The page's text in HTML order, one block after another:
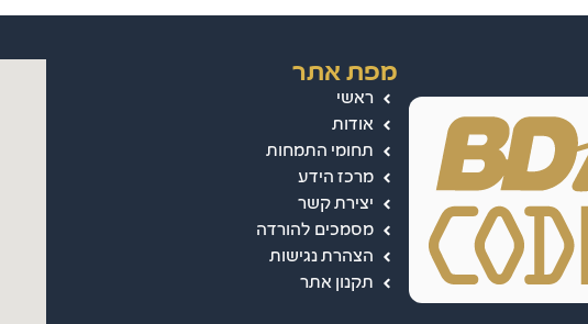
מפת אתר
ראשי
אודות
תחומי התמחות
מרכז הידע
יצירת קשר
מסמכים להורדה
הצהרת נגישות
תקנון אתר